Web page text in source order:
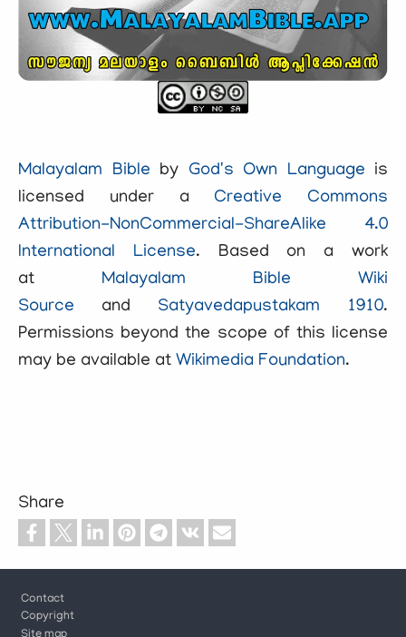
Malayalam Bible by God's Own Language is
licensed under a Creative Commons
Attribution-NonCommercial-ShareAlike 4.0
International License. Based on a work
at Malayalam Bible Wiki
Source and Satyavedapustakam 1910.
Permissions beyond the scope of this license
may be available at Wikimedia Foundation.
Share
Contact
Copyright